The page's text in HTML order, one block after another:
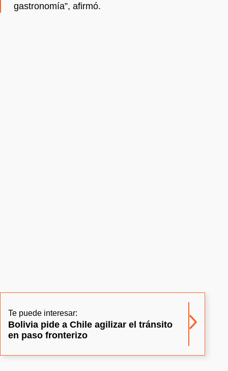
gastronomía”, afirmó.
Te puede interesar:
Bolivia pide a Chile agilizar el tránsito
en paso fronterizo